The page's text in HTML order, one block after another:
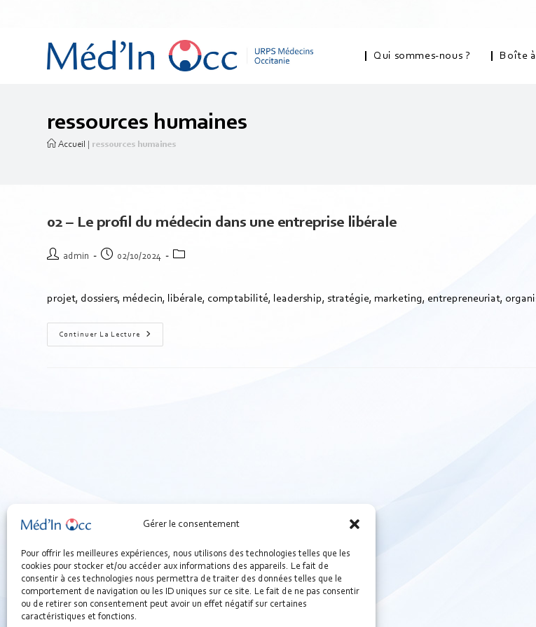
Gérer le consentement
Pour offrir les meilleures expériences, nous utilisons des technologies telles que les
cookies pour stocker et/ou accéder aux informations des appareils. Le fait de
consentir à ces technologies nous permettra de traiter des données telles que le
comportement de navigation ou les ID uniques sur ce site. Le fait de ne pas consentir
ou de retirer son consentement peut avoir un effet négatif sur certaines
caractéristiques et fonctions.
Qui sommes-nous ? Boîte
ressources humaines
Accueil ressources humaines
02 – Le profil du médecin dans une entreprise libérale
admin 02/10/2024
projet, dossiers, médecin, libérale, comptabilité, leadership, stratégie, marketing, entrepreneuriat,
Continuer La Lecture